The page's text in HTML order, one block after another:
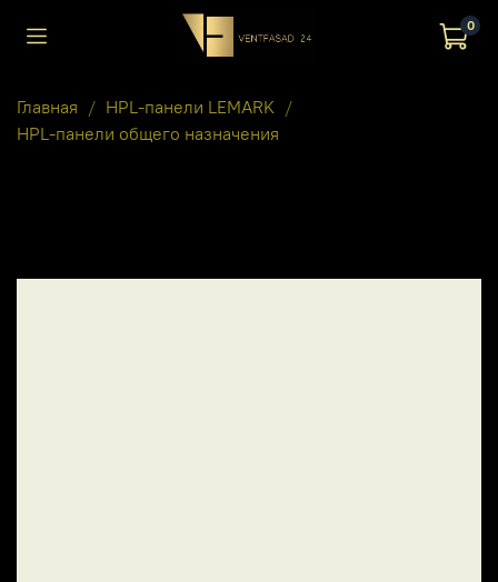
0
Главная
HPL-панели LEMARK
HPL-панели общего назначения